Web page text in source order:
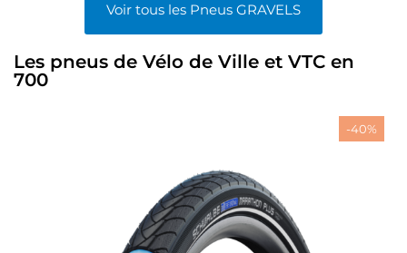
Voir tous les Pneus GRAVELS
Les pneus de Vélo de Ville et VTC en
700
-40%